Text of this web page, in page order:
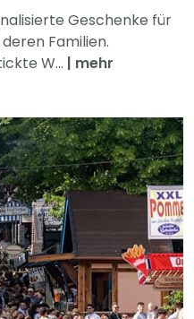
Geschenke für
Familien.
W... | mehr